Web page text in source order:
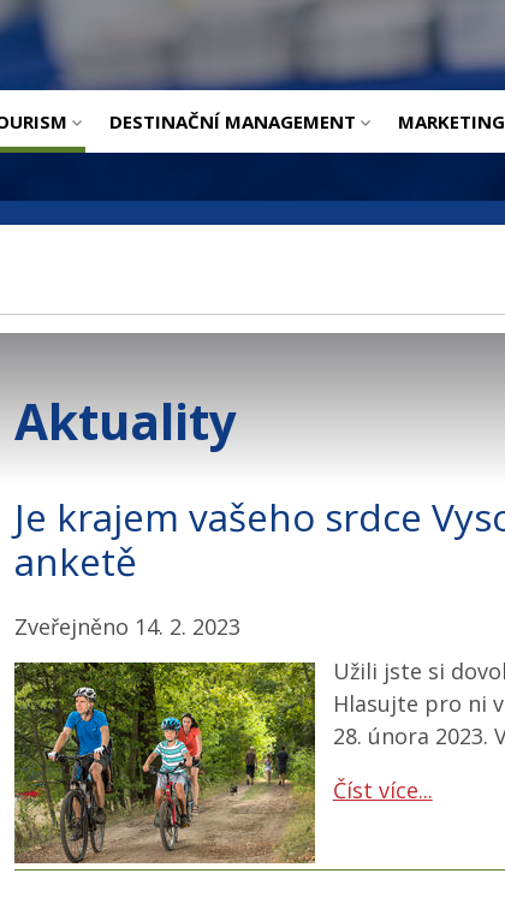
DESTINAČNÍ MANAGEMENT MARKETING
Aktuality
Je krajem vašeho srdce
anketě
Zveřejněno 14. 2. 2023
Užili jste si
Hlasujte pro ni
28. února 2023.
Číst více...